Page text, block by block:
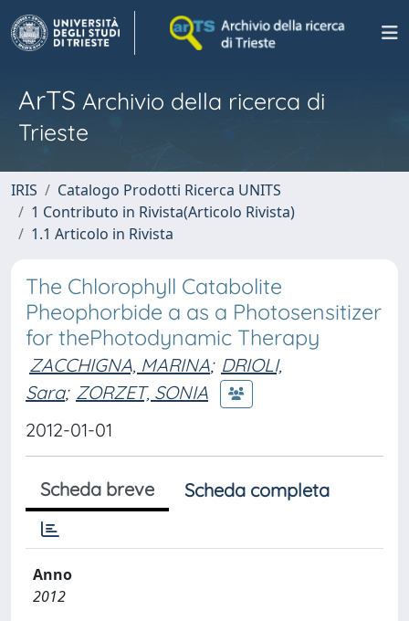
ArTS Archivio della ricerca di
Trieste
IRIS
Catalogo Prodotti Ricerca UNITS
1 Contributo in Rivista(Articolo Rivista)
1.1 Articolo in Rivista
The Chlorophyll Catabolite
Pheophorbide a as a Photosensitizer
for thePhotodynamic Therapy
ZACCHIGNA, MARINA; DRIOLI,
Sara; ZORZET, SONIA
2012-01-01
Scheda breve Scheda completa
Anno
2012